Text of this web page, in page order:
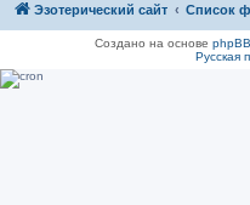
Эзотерический сайт Список
Создано на основе phpBB
Русская